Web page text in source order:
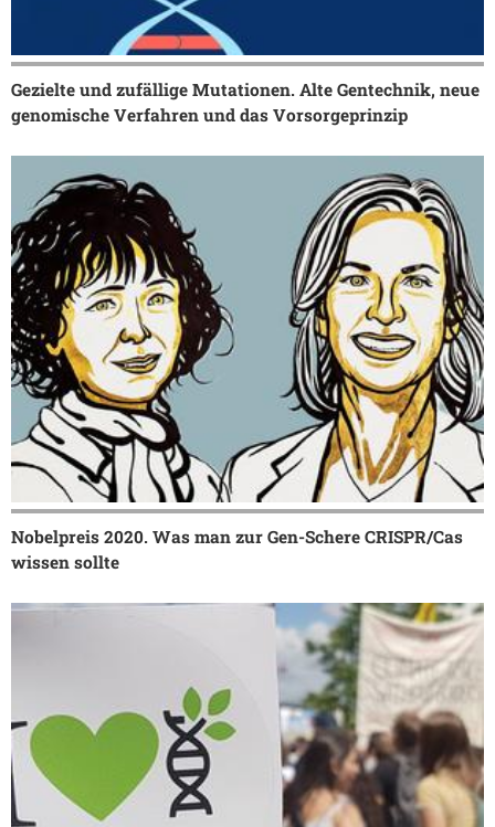
Gezielte und zufällige Mutationen. Alte Gentechnik, neue
genomische Verfahren und das Vorsorgeprinzip
Nobelpreis 2020. Was man zur Gen-Schere CRISPR/Cas
wissen sollte